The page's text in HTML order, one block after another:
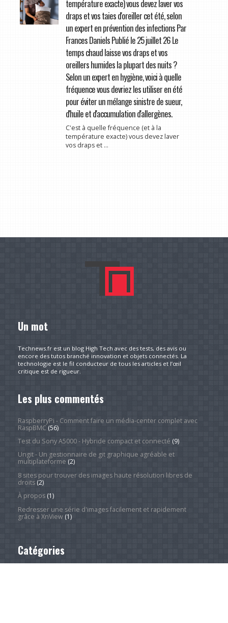
température exacte) vous devez laver vos
draps et vos taies d'oreiller cet été, selon
un expert en prévention des infections Par
Frances Daniels Publié le 25 juillet 26 Le
temps chaud laisse vos draps et vos
oreillers humides la plupart des nuits ?
Selon un expert en hygiène, voici à quelle
fréquence vous devriez les utiliser en été
pour éviter un mélange sinistre de sueur,
d'huile et d'accumulation d'allergènes.
C'est à quelle fréquence (et à la
température exacte) vous devez laver
vos draps et ...
Un mot
Technews.fr est un blog High Tech avec des tests, des avis ou
encore des tutos branché innovation et objets connectés. La
technologie est le fil conducteur de tous les articles et l’œil
critique est de rigueur.
Les plus commentés
RaspberryPi - Comment faire un média-center complet avec
RaspBMC(56)
Test du Sony A5000 - Hybride compact et connecté (9)
Ungit - Un gestionnaire de git graphique agréable et
multiplateforme (2)
8 sites pour trouver des images haute résolution libres de
droits(2)
À propos(1)
Redresser une série d'images facilement et rapidement
grâce à XnView(1)
Catégories